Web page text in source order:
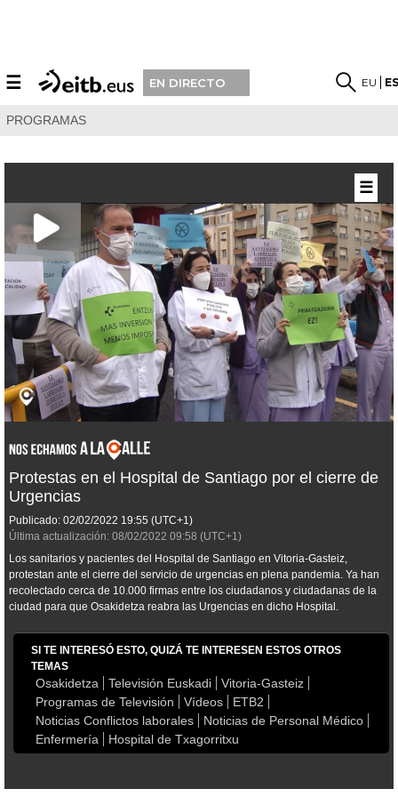
☰ EN DIRECTO EU
PROGRAMAS
Protestas en el Hospital de Santiago por el cierre de
Urgencias
Publicado: 02/02/2022 19:55 (UTC+1)
Última actualización: 08/02/2022 09:58 (UTC+1)
Los sanitarios y pacientes del Hospital de Santiago en Vitoria-Gasteiz,
protestan ante el cierre del servicio de urgencias en plena pandemia. Ya han
recolectado cerca de 10.000 firmas entre los ciudadanos y ciudadanas de la
ciudad para que Osakidetza reabra las Urgencias en dicho Hospital.
SI TE INTERESÓ ESTO, QUIZÁ TE INTERESEN ESTOS OTROS
TEMAS
Osakidetza Televisión Euskadi
Vitoria-Gasteiz
Programas de Televisión
Vídeos
ETB2
Noticias Conflictos laborales
Noticias de Personal Médico
Enfermería
Hospital de Txagorritxu
☰